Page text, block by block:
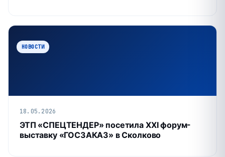
НОВОСТИ
18.05.2026
ЭТП «СПЕЦТЕНДЕР» посетила XXI форум-
выставку «ГОСЗАКАЗ» в Сколково